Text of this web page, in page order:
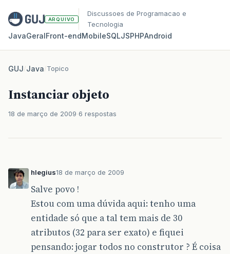
ARQUIVO
Discussoes de Programacao e
Tecnologia
JavaGeralFront‑endMobileSQLJSPHPAndroid
GUJ/Java/Topico
Instanciar objeto
18 de março de 2009 6 respostas
hlegius18 de março de 2009
Salve povo !
Estou com uma dúvida aqui: tenho uma
entidade só que a tal tem mais de 30
atributos (32 para ser exato) e fiquei
pensando: jogar todos no construtor ? É coisa